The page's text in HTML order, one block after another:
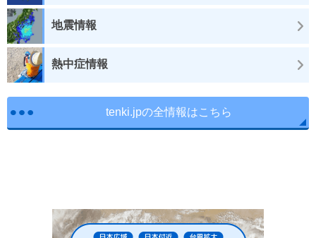
地震情報
熱中症情報
tenki.jpの全情報はこちら